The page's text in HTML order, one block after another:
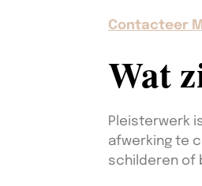
Contacteer
Wat
Pleisterwerk
afwerking te
schilderen of